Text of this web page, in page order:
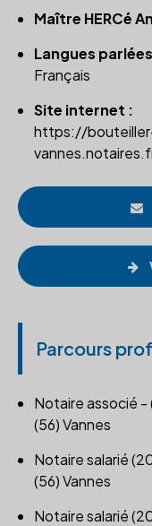
Maître HERCé
Langues
Français
Site internet :
https://
Parcours
Notaire associé -
(56) Vannes
Notaire salarié
(56) Vannes
Notaire salarié